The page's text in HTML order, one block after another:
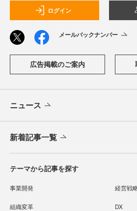
ログイン
メールバックナンバー
広告掲載のご案内
ニュース
新着記事一覧
テーマから記事を探す
事業開発 経営戦
組織変革 DX